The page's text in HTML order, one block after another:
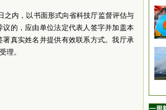
之内，以书面形式向省科技厅监督评估与
的，应由单位法定代表人签字并加盖本
真实姓名并提供有效联系方式。我厅承
理。